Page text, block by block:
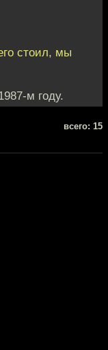
стоил, мы
м году.
всего: 15